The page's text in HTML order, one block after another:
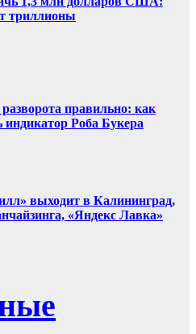
триллионы
правильно: как
индикатор Роба Букера
выходит в Калининград,
«Яндекс Лавка»